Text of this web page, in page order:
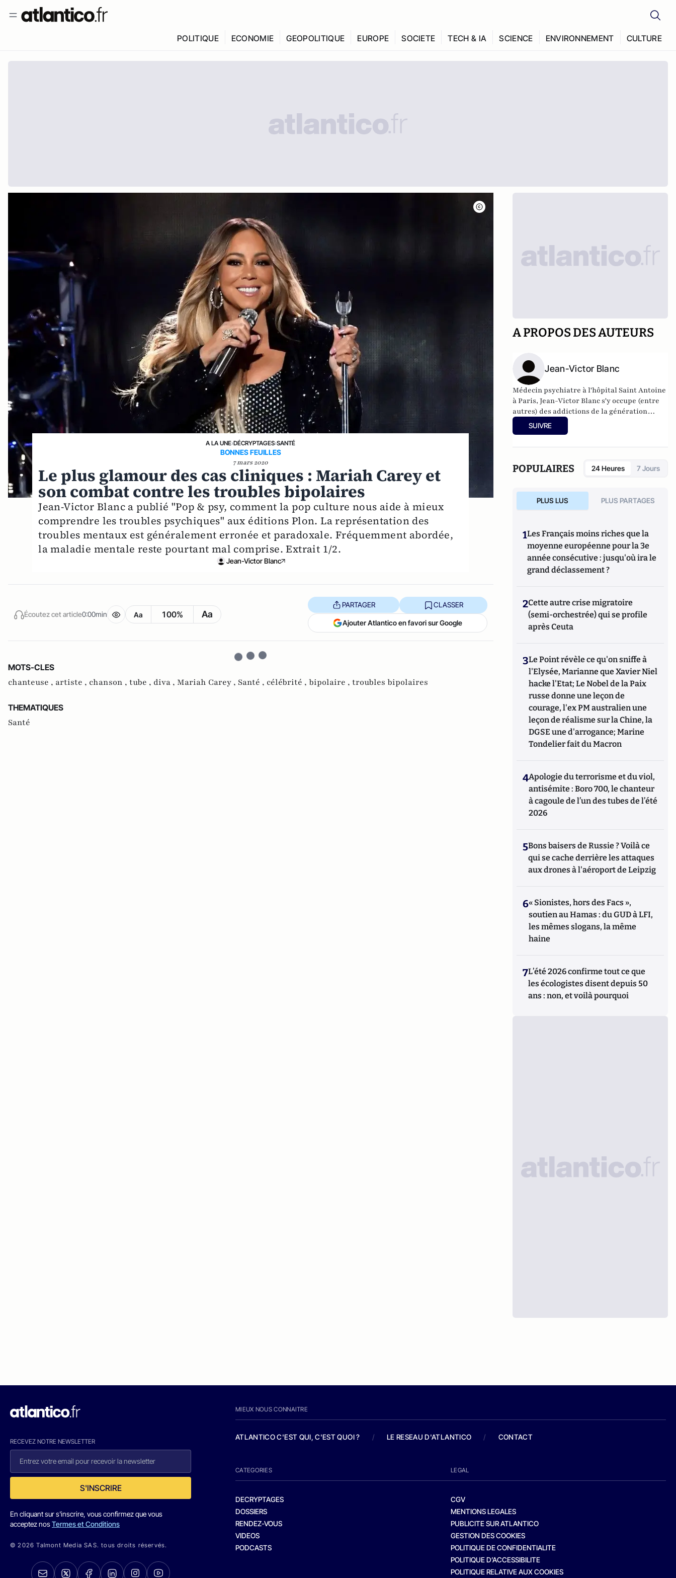
POLITIQUE ECONOMIE GEOPOLITIQUE EUROPE SOCIETE TECH & IA SCIENCE ENVIRONNEMENT CULTURE
A LA UNE›DÉCRYPTAGES›SANTÉ
BONNES FEUILLES
7 mars 2020
Le plus glamour des cas cliniques : Mariah Carey et
son combat contre les troubles bipolaires
Jean-Victor Blanc a publié "Pop & psy, comment la pop culture nous aide à mieux
comprendre les troubles psychiques" aux éditions Plon. La représentation des
troubles mentaux est généralement erronée et paradoxale. Fréquemment abordée,
la maladie mentale reste pourtant mal comprise. Extrait 1/2.
Jean-Victor Blanc
Écoutez cet article0:00min Aa 100% Aa
PARTAGER CLASSER
Ajouter Atlantico en favori sur Google
MOTS-CLES
chanteuse , artiste , chanson , tube , diva , Mariah Carey , Santé , célébrité , bipolaire , troubles bipolaires
THEMATIQUES
Santé
A PROPOS DES AUTEURS
Jean-Victor Blanc
Médecin psychiatre à l'hôpital Saint Antoine
à Paris, Jean-Victor Blanc s'y occupe (entre
autres) des addictions de la génération
millennials et des patients atteints de
troubles bipolaires. Passionné de Pop
diminuer le stigma entourant les troubles
psychiques.
SUIVRE
POPULAIRES 24 Heures 7 Jours
PLUS LUS PLUS PARTAGES
1Les Français moins riches que la
moyenne européenne pour la 3e
année consécutive : jusqu'où ira le
grand déclassement ?
2Cette autre crise migratoire
(semi-orchestrée) qui se profile
après Ceuta
3Le Point révèle ce qu'on sniffe à
l'Elysée, Marianne que Xavier Niel
hacke l'Etat; Le Nobel de la Paix
russe donne une leçon de
courage, l'ex PM australien une
leçon de réalisme sur la Chine, la
DGSE une d'arrogance; Marine
Tondelier fait du Macron
4Apologie du terrorisme et du viol,
antisémite : Boro 700, le chanteur
à cagoule de l’un des tubes de l’été
2026
5Bons baisers de Russie ? Voilà ce
qui se cache derrière les attaques
aux drones à l'aéroport de Leipzig
6« Sionistes, hors des Facs »,
soutien au Hamas : du GUD à LFI,
les mêmes slogans, la même
haine
7L’été 2026 confirme tout ce que
les écologistes disent depuis 50
ans : non, et voilà pourquoi
RECEVEZ NOTRE NEWSLETTER
S'INSCRIRE
En cliquant sur s'inscrire, vous confirmez que vous
acceptez nosTermes et Conditions
© 2026 Talmont Media SAS. tous droits réservés.
MIEUX NOUS CONNAITRE
ATLANTICO C'EST QUI, C'EST QUOI ? / LE RESEAU D'ATLANTICO / CONTACT
CATEGORIES
DECRYPTAGES
DOSSIERS
RENDEZ-VOUS
VIDEOS
PODCASTS
LEGAL
CGV
MENTIONS LEGALES
PUBLICITE SUR ATLANTICO
GESTION DES COOKIES
POLITIQUE DE CONFIDENTIALITE
POLITIQUE D’ACCESSIBILITE
POLITIQUE RELATIVE AUX COOKIES